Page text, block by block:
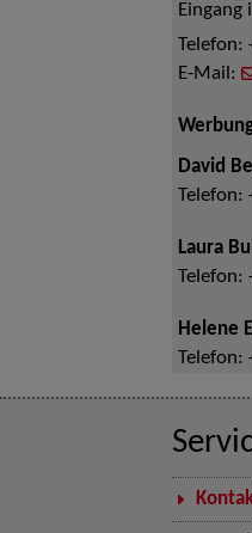
Eingang
Telefon:
E-Mail:
David
Telefon:
Laura
Telefon:
Helene
Telefon: